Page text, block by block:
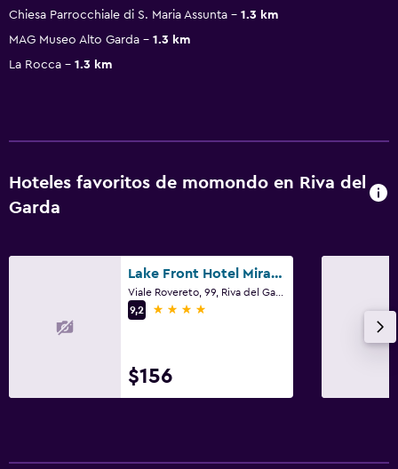
Chiesa Parrocchiale di S. Maria Assunta
1.3 km
MAG Museo Alto Garda
1.3 km
La Rocca
1.3 km
Hoteles favoritos de momondo en Riva del
Garda
Lake Front Hotel Mirage
9,2
4 estrellas
$156